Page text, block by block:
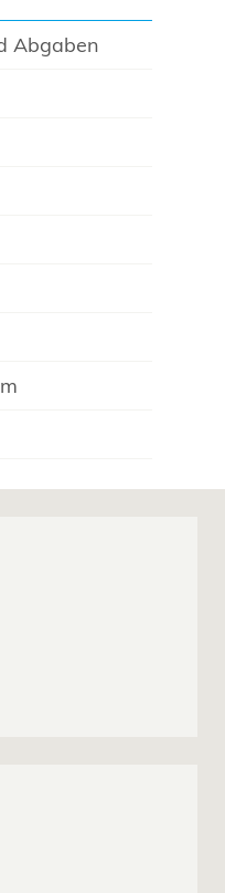
Abgaben